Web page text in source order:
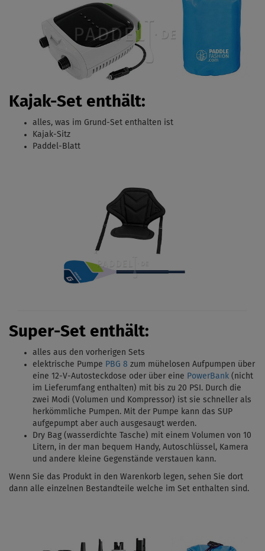
Kajak-Set enthält:
alles, was im Grund-Set enthalten ist
Kajak-Sitz
Paddel-Blatt
Super-Set enthält:
alles aus den vorherigen Sets
elektrische Pumpe PBG 8 zum mühelosen Aufpumpen über
eine 12-V-Autosteckdose oder über eine PowerBank (nicht
im Lieferumfang enthalten) mit bis zu 20 PSI. Durch die
zwei Modi (Volumen und Kompressor) ist sie schneller als
herkömmliche Pumpen. Mit der Pumpe kann das SUP
aufgepumpt aber auch ausgesaugt werden.
Dry Bag (wasserdichte Tasche) mit einem Volumen von 10
Litern, in der man bequem Handy, Autoschlüssel, Kamera
und andere kleine Gegenstände verstauen kann.
Wenn Sie das Produkt in den Warenkorb legen, sehen Sie dort
dann alle einzelnen Bestandteile welche im Set enthalten sind.